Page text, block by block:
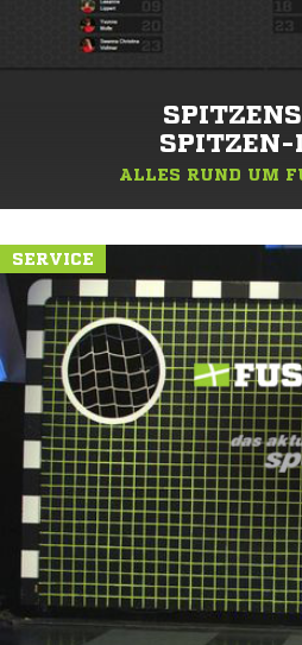
SPITZEN-
ALLES RUND UM
SERVICE